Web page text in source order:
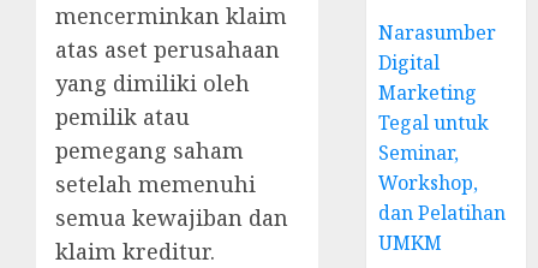
mencerminkan klaim
atas aset perusahaan
yang dimiliki oleh
pemilik atau
pemegang saham
setelah memenuhi
semua kewajiban dan
klaim kreditur.
Narasumber
Digital
Marketing
Tegal untuk
Seminar,
Workshop,
dan Pelatihan
UMKM